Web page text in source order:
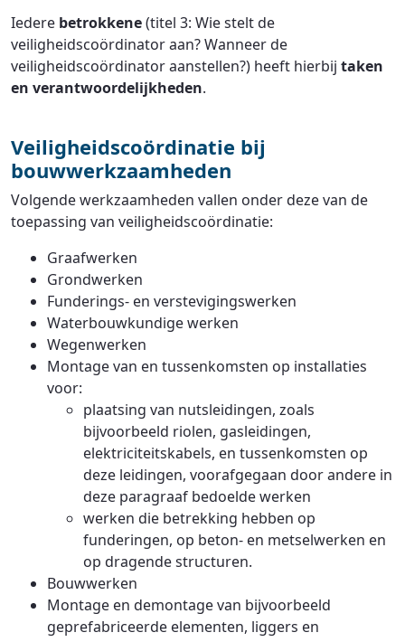
Iedere betrokkene(titel 3: Wie stelt de
veiligheidscoördinator aan? Wanneer de
veiligheidscoördinator aanstellen?) heeft hierbij taken
en verantwoordelijkheden.
Veiligheidscoördinatie bij
bouwwerkzaamheden
Volgende werkzaamheden vallen onder deze van de
toepassing van veiligheidscoördinatie:
Graafwerken
Grondwerken
Funderings- en verstevigingswerken
Waterbouwkundige werken
Wegenwerken
Montage van en tussenkomsten op installaties
voor:
plaatsing van nutsleidingen, zoals
bijvoorbeeld riolen, gasleidingen,
elektriciteitskabels, en tussenkomsten op
deze leidingen, voorafgegaan door andere in
deze paragraaf bedoelde werken
werken die betrekking hebben op
funderingen, op beton- en metselwerken en
op dragende structuren.
Bouwwerken
Montage en demontage van bijvoorbeeld
geprefabriceerde elementen, liggers en